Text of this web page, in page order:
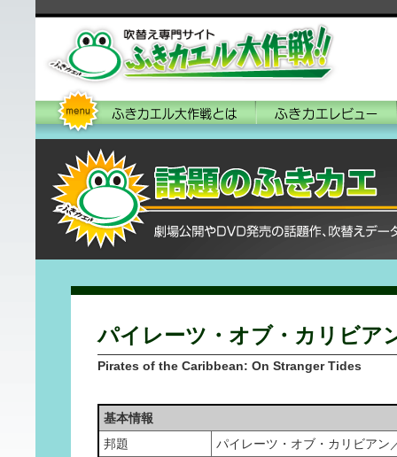
パイレーツ・オブ・カリビア
Pirates of the Caribbean: On Stranger Tides
基本情報
邦題
パイレーツ・オブ・カリビアン